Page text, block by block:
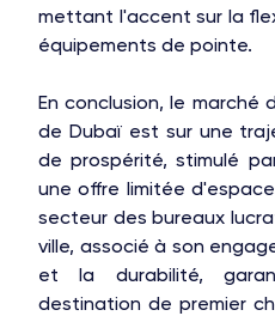
mettant l'accent sur la
équipements de pointe.
En conclusion, le marché
de Dubaï est sur une
de prospérité, stimulé
une offre limitée
secteur des bureaux
ville, associé à son
et la durabilité,
destination de premier